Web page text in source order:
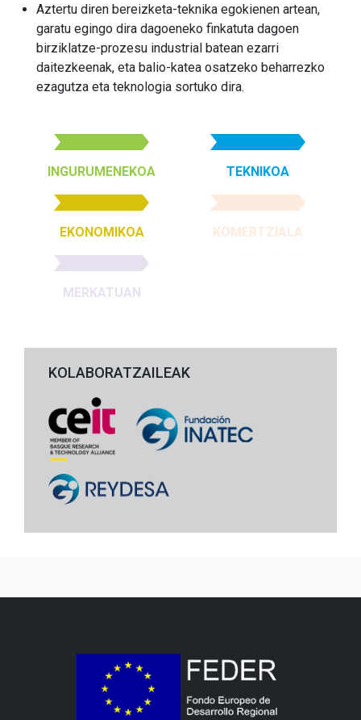
Aztertu diren bereizketa-teknika egokienen artean,
garatu egingo dira dagoeneko finkatuta dagoen
birziklatze-prozesu industrial batean ezarri
daitezkeenak, eta balio-katea osatzeko beharrezko
ezagutza eta teknologia sortuko dira.
INGURUMENEKOA TEKNIKOA
EKONOMIKOA KOMERTZIALA
MERKATUAN
KOLABORATZAILEAK